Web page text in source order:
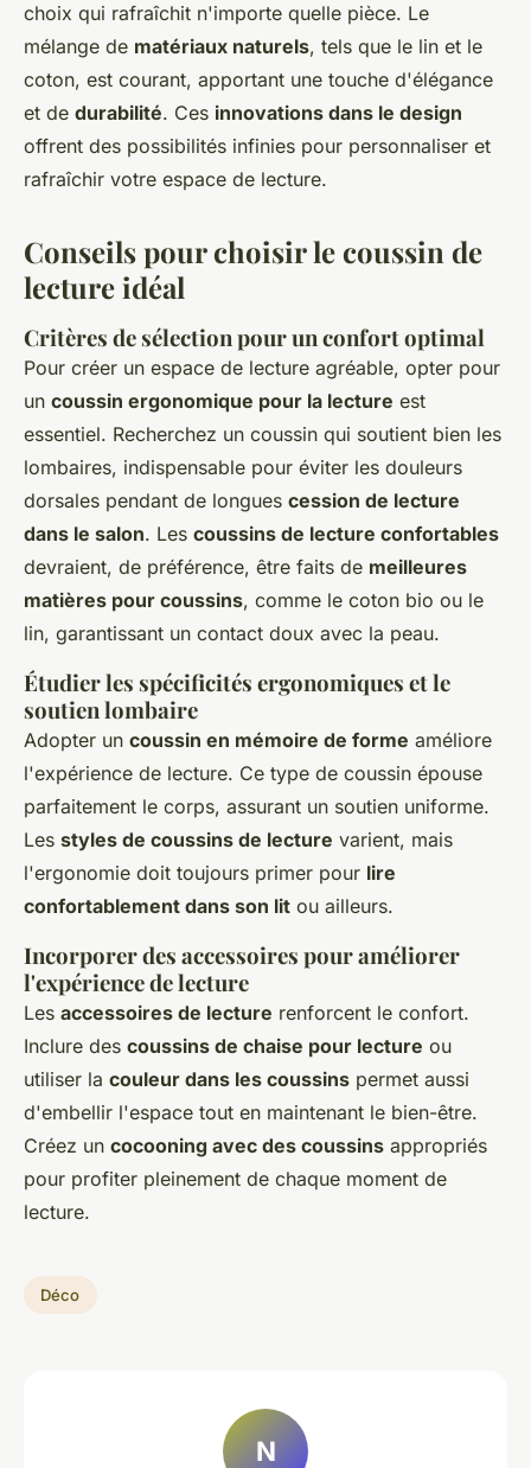
choix qui rafraîchit n'importe quelle pièce. Le
mélange de matériaux naturels, tels que le lin et le
coton, est courant, apportant une touche d'élégance
et de durabilité. Ces innovations dans le design
offrent des possibilités infinies pour personnaliser et
rafraîchir votre espace de lecture.
Conseils pour choisir le coussin de
lecture idéal
Critères de sélection pour un confort optimal
Pour créer un espace de lecture agréable, opter pour
un coussin ergonomique pour la lecture est
essentiel. Recherchez un coussin qui soutient bien les
lombaires, indispensable pour éviter les douleurs
dorsales pendant de longues cession de lecture
dans le salon. Les coussins de lecture confortables
devraient, de préférence, être faits de meilleures
matières pour coussins, comme le coton bio ou le
lin, garantissant un contact doux avec la peau.
Étudier les spécificités ergonomiques et le
soutien lombaire
Adopter un coussin en mémoire de forme améliore
l'expérience de lecture. Ce type de coussin épouse
parfaitement le corps, assurant un soutien uniforme.
Les styles de coussins de lecture varient, mais
l'ergonomie doit toujours primer pour lire
confortablement dans son lit ou ailleurs.
Incorporer des accessoires pour améliorer
l'expérience de lecture
Les accessoires de lecture renforcent le confort.
Inclure des coussins de chaise pour lecture ou
utiliser la couleur dans les coussins permet aussi
d'embellir l'espace tout en maintenant le bien-être.
Créez un cocooning avec des coussins appropriés
pour profiter pleinement de chaque moment de
lecture.
Déco
N